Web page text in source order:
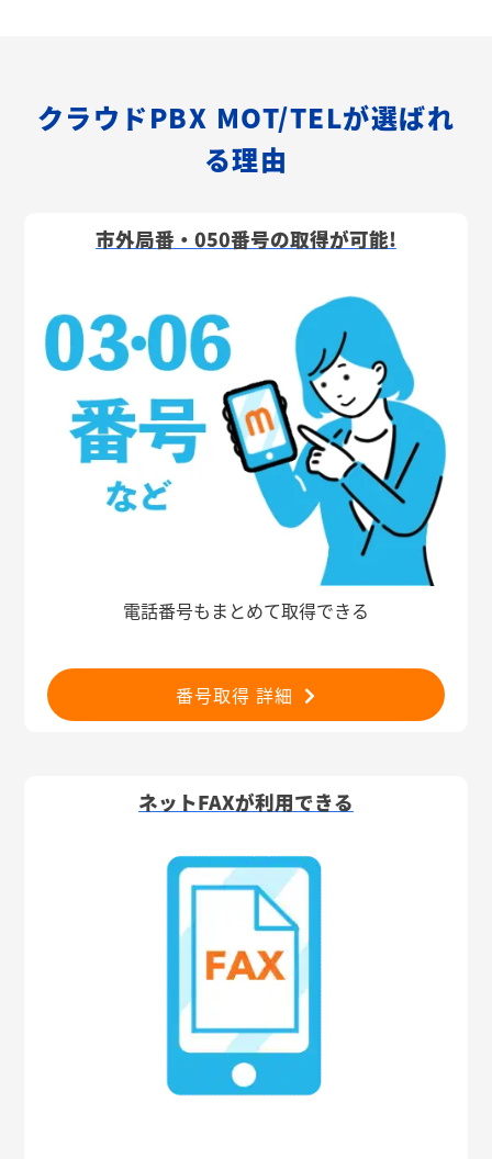
クラウドPBX MOT/TELが選ばれ
る理由
市外局番・050番号の取得が可能!
電話番号もまとめて取得できる
番号取得 詳細
ネットFAXが利用できる